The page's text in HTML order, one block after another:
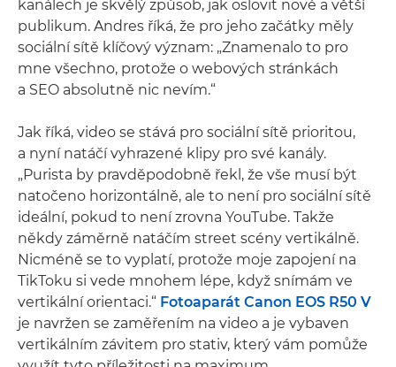
kanálech je skvělý způsob, jak oslovit nové a větší
publikum. Andres říká, že pro jeho začátky měly
sociální sítě klíčový význam: „Znamenalo to pro
mne všechno, protože o webových stránkách
a SEO absolutně nic nevím.“
Jak říká, video se stává pro sociální sítě prioritou,
a nyní natáčí vyhrazené klipy pro své kanály.
„Purista by pravděpodobně řekl, že vše musí být
natočeno horizontálně, ale to není pro sociální sítě
ideální, pokud to není zrovna YouTube. Takže
někdy záměrně natáčím street scény vertikálně.
Nicméně se to vyplatí, protože moje zapojení na
TikToku si vede mnohem lépe, když snímám ve
vertikální orientaci.“ Fotoaparát Canon EOS R50 V
je navržen se zaměřením na video a je vybaven
vertikálním závitem pro stativ, který vám pomůže